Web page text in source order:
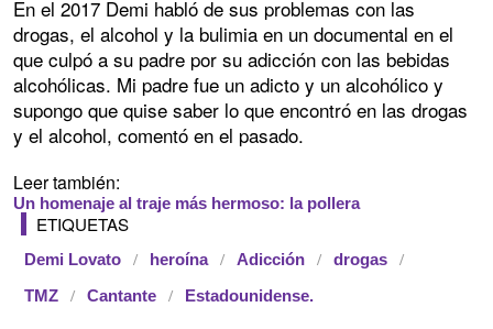
En el 2017 Demi habló de sus problemas con las
drogas, el alcohol y la bulimia en un documental en el
que culpó a su padre por su adicción con las bebidas
alcohólicas. Mi padre fue un adicto y un alcohólico y
supongo que quise saber lo que encontró en las drogas
y el alcohol, comentó en el pasado.
Leer también:
Un homenaje al traje más hermoso: la pollera
ETIQUETAS
Demi Lovato heroína Adicción drogas
TMZ Cantante Estadounidense.